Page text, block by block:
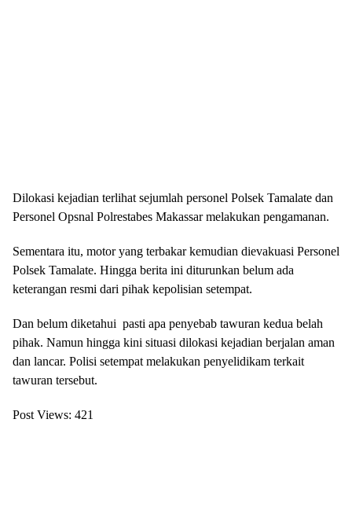
Dilokasi kejadian terlihat sejumlah personel Polsek Tamalate dan
Personel Opsnal Polrestabes Makassar melakukan pengamanan.
Sementara itu, motor yang terbakar kemudian dievakuasi Personel
Polsek Tamalate. Hingga berita ini diturunkan belum ada
keterangan resmi dari pihak kepolisian setempat.
Dan belum diketahui pasti apa penyebab tawuran kedua belah
pihak. Namun hingga kini situasi dilokasi kejadian berjalan aman
dan lancar. Polisi setempat melakukan penyelidikam terkait
tawuran tersebut.
Post Views: 421